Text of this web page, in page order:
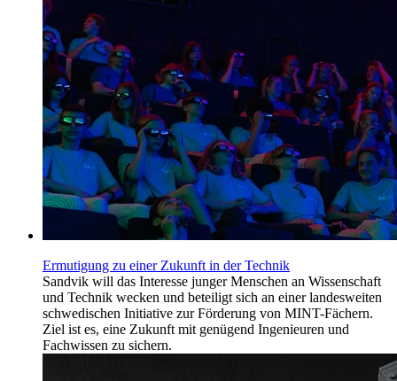
Ermutigung zu einer Zukunft in der Technik
Sandvik will das Interesse junger Menschen an Wissenschaft
und Technik wecken und beteiligt sich an einer landesweiten
schwedischen Initiative zur Förderung von MINT-Fächern.
Ziel ist es, eine Zukunft mit genügend Ingenieuren und
Fachwissen zu sichern.